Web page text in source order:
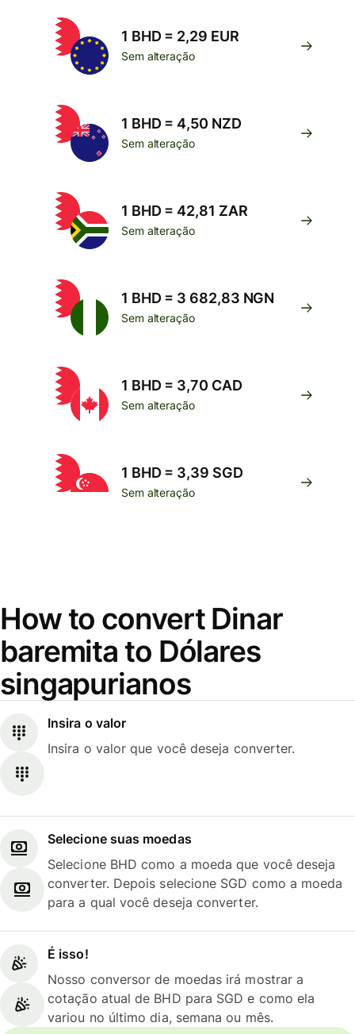
1 BHD = 2,29 EUR
Sem alteração
1 BHD = 4,50 NZD
Sem alteração
1 BHD = 42,81 ZAR
Sem alteração
1 BHD = 3 682,83 NGN
Sem alteração
1 BHD = 3,70 CAD
Sem alteração
1 BHD = 3,39 SGD
Sem alteração
How to convert Dinar
baremita to Dólares
singapurianos
Insira o valor
Insira o valor que você deseja converter.
Selecione suas moedas
Selecione BHD como a moeda que você deseja
converter. Depois selecione SGD como a moeda
para a qual você deseja converter.
É isso!
Nosso conversor de moedas irá mostrar a
cotação atual de BHD para SGD e como ela
variou no último dia, semana ou mês.